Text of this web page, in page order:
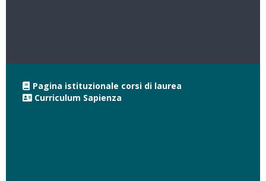
Pagina istituzionale corsi di laurea
Curriculum Sapienza